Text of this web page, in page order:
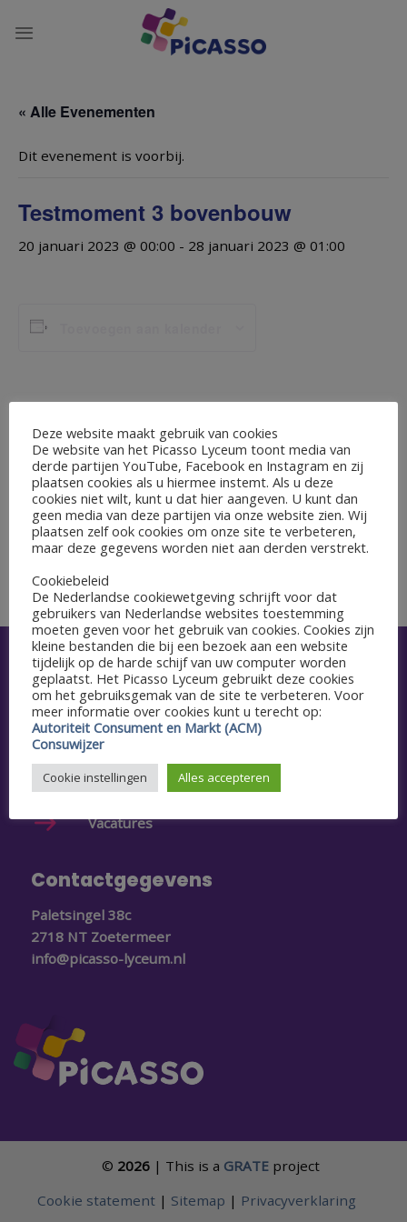
naar
« Alle Evenementen
Dit evenement is voorbij.
Testmoment 3 bovenbouw
20 januari 2023 @ 00:00 - 28 januari 2023 @ 01:00
Begin:
20 januari 2023 @ 00:00
Einde:
28 januari 2023 @ 01:00
Snel naar
Aanmelden
Agenda
Schoolgids
Vacatures
Contactgegevens
Paletsingel 38c
2718 NT Zoetermeer
info@picasso-lyceum.nl
© 2026| This is a GRATEproject
Cookie statement | Sitemap | Privacyverklaring
Deze website maakt gebruik van cookies
De website van het Picasso Lyceum toont media van
derde partijen YouTube, Facebook en Instagram en zij
plaatsen cookies als u hiermee instemt. Als u deze
cookies niet wilt, kunt u dat hier aangeven. U kunt dan
geen media van deze partijen via onze website zien. Wij
plaatsen zelf ook cookies om onze site te verbeteren,
maar deze gegevens worden niet aan derden verstrekt.
Cookiebeleid
De Nederlandse cookiewetgeving schrijft voor dat
gebruikers van Nederlandse websites toestemming
moeten geven voor het gebruik van cookies. Cookies zijn
kleine bestanden die bij een bezoek aan een website
tijdelijk op de harde schijf van uw computer worden
geplaatst. Het Picasso Lyceum gebruikt deze cookies
om het gebruiksgemak van de site te verbeteren. Voor
meer informatie over cookies kunt u terecht op:
Autoriteit Consument en Markt (ACM)
Consuwijzer
Cookie instellingen Alles accepteren